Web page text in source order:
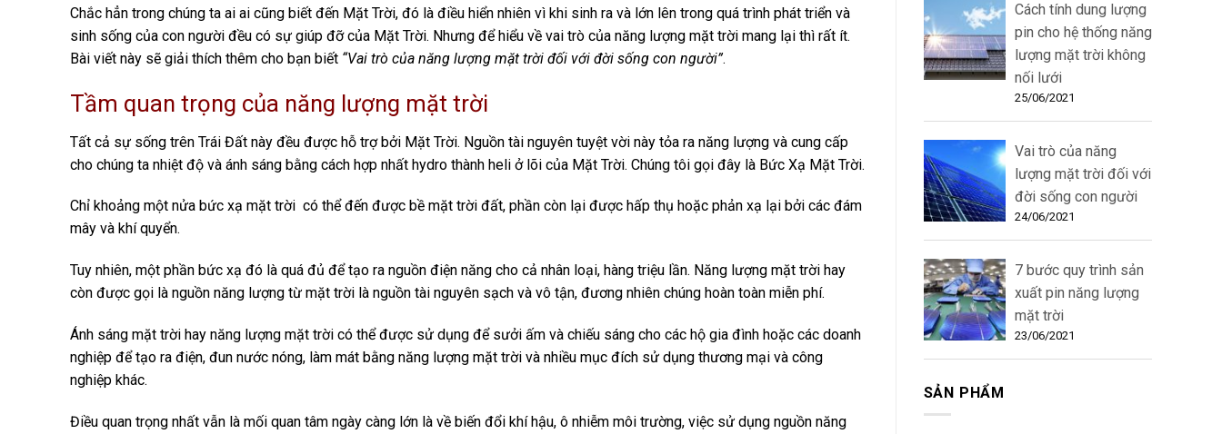
Chắc hẳn trong chúng ta ai ai cũng biết đến Mặt Trời, đó là điều hiển nhiên vì khi sinh ra và lớn lên trong quá trình phát triển và
sinh sống của con người đều có sự giúp đỡ của Mặt Trời. Nhưng để hiểu về vai trò của năng lượng mặt trời mang lại thì rất ít.
Bài viết này sẽ giải thích thêm cho bạn biết “Vai trò của năng lượng mặt trời đối với đời sống con người”.
Tầm quan trọng của năng lượng mặt trời
Tất cả sự sống trên Trái Đất này đều được hỗ trợ bởi Mặt Trời. Nguồn tài nguyên tuyệt vời này tỏa ra năng lượng và cung cấp
cho chúng ta nhiệt độ và ánh sáng bằng cách hợp nhất hydro thành heli ở lõi của Mặt Trời. Chúng tôi gọi đây là Bức Xạ Mặt Trời.
Chỉ khoảng một nửa bức xạ mặt trời có thể đến được bề mặt trời đất, phần còn lại được hấp thụ hoặc phản xạ lại bởi các đám
mây và khí quyển.
Tuy nhiên, một phần bức xạ đó là quá đủ để tạo ra nguồn điện năng cho cả nhân loại, hàng triệu lần. Năng lượng mặt trời hay
còn được gọi là nguồn năng lượng từ mặt trời là nguồn tài nguyên sạch và vô tận, đương nhiên chúng hoàn toàn miễn phí.
Ánh sáng mặt trời hay năng lượng mặt trời có thể được sử dụng để sưởi ấm và chiếu sáng cho các hộ gia đình hoặc các doanh
nghiệp để tạo ra điện, đun nước nóng, làm mát bằng năng lượng mặt trời và nhiều mục đích sử dụng thương mại và công
nghiệp khác.
Điều quan trọng nhất vẫn là mối quan tâm ngày càng lớn là về biến đổi khí hậu, ô nhiễm môi trường, việc sử dụng nguồn năng
Cách tính dung lượng
pin cho hệ thống năng
lượng mặt trời không
nối lưới
25/06/2021
Vai trò của năng
lượng mặt trời đối với
đời sống con người
24/06/2021
7 bước quy trình sản
xuất pin năng lượng
mặt trời
23/06/2021
SẢN PHẨM